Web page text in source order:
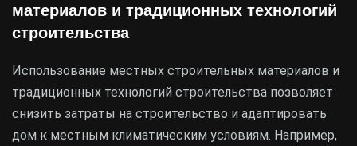
материалов и традиционных технологий
строительства
Использование местных строительных материалов и
традиционных технологий строительства позволяет
снизить затраты на строительство и адаптировать
дом к местным климатическим условиям. Например,